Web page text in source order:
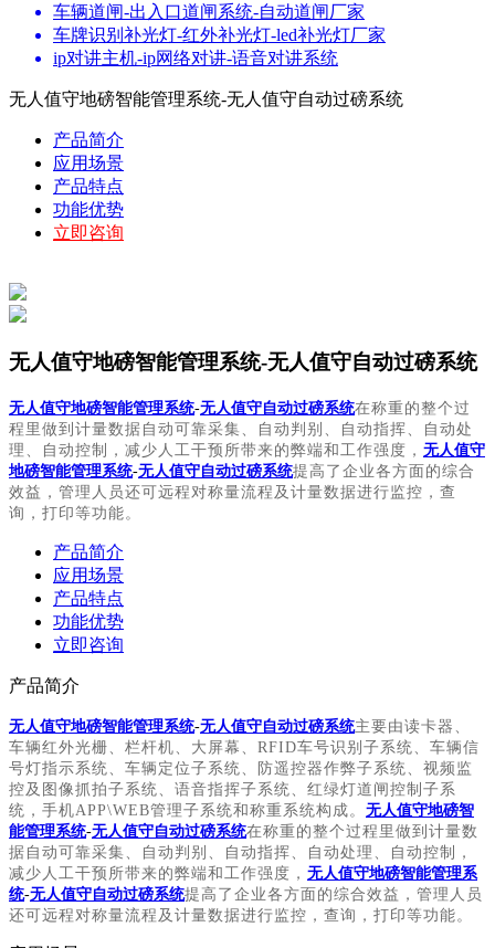
车辆道闸-出入口道闸系统-自动道闸厂家
车牌识别补光灯-红外补光灯-led补光灯厂家
ip对讲主机-ip网络对讲-语音对讲系统
无人值守地磅智能管理系统-无人值守自动过磅系统
产品简介
应用场景
产品特点
功能优势
立即咨询
无人值守地磅智能管理系统-无人值守自动过磅系统
无人值守地磅智能管理系统-无人值守自动过磅系统在称重的整个过
程里做到计量数据自动可靠采集、自动判别、自动指挥、自动处
理、自动控制，减少人工干预所带来的弊端和工作强度， 无人值守
地磅智能管理系统-无人值守自动过磅系统提高了企业各方面的综合
效益，管理人员还可远程对称量流程及计量数据进行监控，查
询，打印等功能。
产品简介
应用场景
产品特点
功能优势
立即咨询
产品简介
无人值守地磅智能管理系统-无人值守自动过磅系统主要由读卡器、
车辆红外光栅、栏杆机、大屏幕、 RFID车号识别子系统、车辆信
号灯指示系统、车辆定位子系统、防遥控器作弊子系统、视频监
控及图像抓拍子系统、语音指挥子系统、红绿灯道闸控制子系
统，手机APP\WEB管理子系统和称重系统构成。 无人值守地磅智
能管理系统-无人值守自动过磅系统在称重的整个过程里做到计量数
据自动可靠采集、自动判别、自动指挥、自动处理、自动控制，
减少人工干预所带来的弊端和工作强度， 无人值守地磅智能管理系
统-无人值守自动过磅系统提高了企业各方面的综合效益，管理人员
还可远程对称量流程及计量数据进行监控，查询，打印等功能。